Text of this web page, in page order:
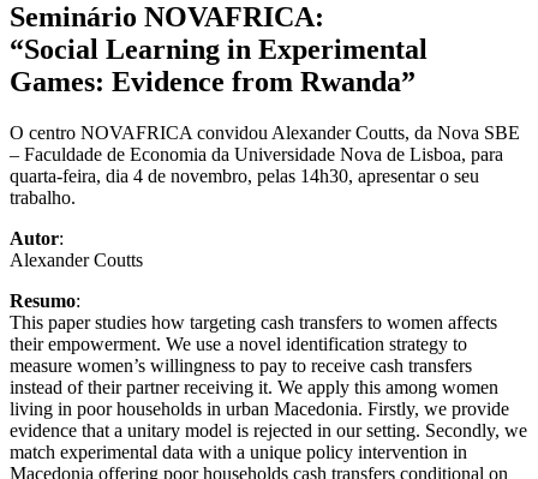
Seminário NOVAFRICA:
“Social Learning in Experimental
Games: Evidence from Rwanda”
O centro NOVAFRICA convidou Alexander Coutts, da Nova SBE
– Faculdade de Economia da Universidade Nova de Lisboa, para
quarta-feira, dia 4 de novembro, pelas 14h30, apresentar o seu
trabalho.
Autor:
Alexander Coutts
Resumo:
This paper studies how targeting cash transfers to women affects
their empowerment. We use a novel identification strategy to
measure women’s willingness to pay to receive cash transfers
instead of their partner receiving it. We apply this among women
living in poor households in urban Macedonia. Firstly, we provide
evidence that a unitary model is rejected in our setting. Secondly, we
match experimental data with a unique policy intervention in
Macedonia offering poor households cash transfers conditional on